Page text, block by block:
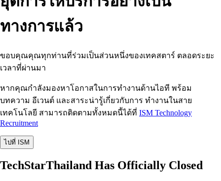
ทางการแล้ว
ขอบคุณคุณทุกท่านที่ร่วมเป็นส่วนหนึ่งของเทคสตาร์ ตลอดระยะ
เวลาที่ผ่านมา
หากคุณกำลังมองหาโอกาสในการทำงานด้านไอที พร้อม
บทความ อีเวนต์ และสาระน่ารู้เกี่ยวกับการ ทำงานในสาย
เทคโนโลยี สามารถติดตามทั้งหมดนี้ได้ที่ ISM Technology
Recruitment
ไปที่ ISM
TechStarThailand Has Officially Closed